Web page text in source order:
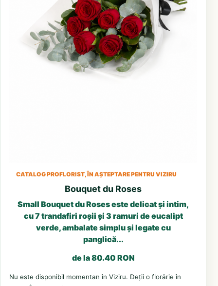
CATALOG PROFLORIST, ÎN AȘTEPTARE PENTRU VIZIRU
Bouquet du Roses
Small Bouquet du Roses este delicat și intim,
cu 7 trandafiri roșii și 3 ramuri de eucalipt
verde, ambalate simplu și legate cu
panglică...
de la 80.40 RON
Nu este disponibil momentan în Viziru. Deții o florărie în